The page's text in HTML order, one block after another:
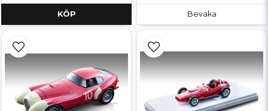
KÖP Bevaka